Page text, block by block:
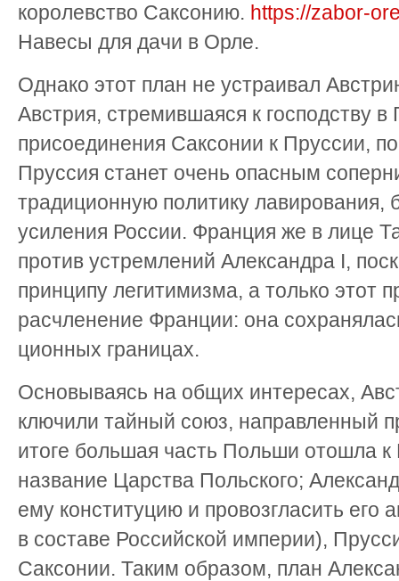
королевство Саксонию. https://zabor-
Навесы для дачи в Орле.
Однако этот план не устраивал
Авст­рия, стремившаяся к господству
присоединения Саксонии к Пруссии,
Пруссия станет очень опасным
традиционную политику лавирования,
усиления России. Франция же в лице
против устрем­лений Александра I,
принципу легити­мизма, а только этот
расчленение Франции: она
ционных границах.
Основываясь на общих интере­сах,
ключили тайный союз, направленный
итоге большая часть Польши отошла к
название Царства Польского;
ему конституцию и провоз­гласить
в составе Российской империи),
Сак­сонии. Таким образом, план